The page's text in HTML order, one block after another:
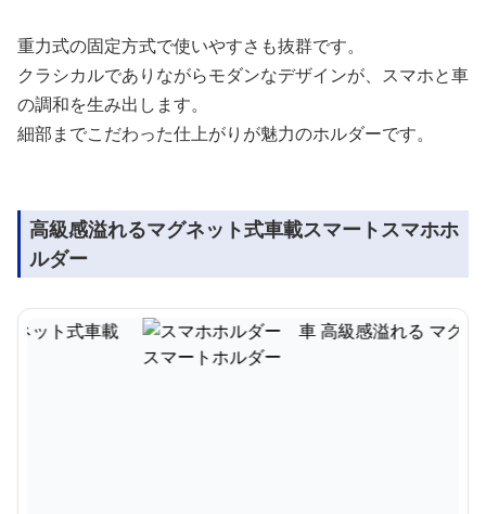
重力式の固定方式で使いやすさも抜群です。
クラシカルでありながらモダンなデザインが、スマホと車
の調和を生み出します。
細部までこだわった仕上がりが魅力のホルダーです。
高級感溢れるマグネット式車載スマートスマホホ
ルダー